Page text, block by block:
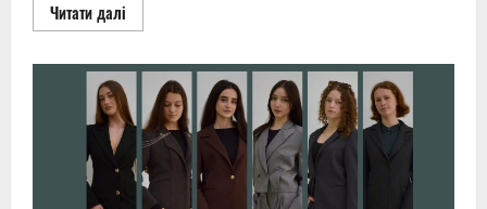
Читати далі
more
мистецтво
з
відлуння
війни